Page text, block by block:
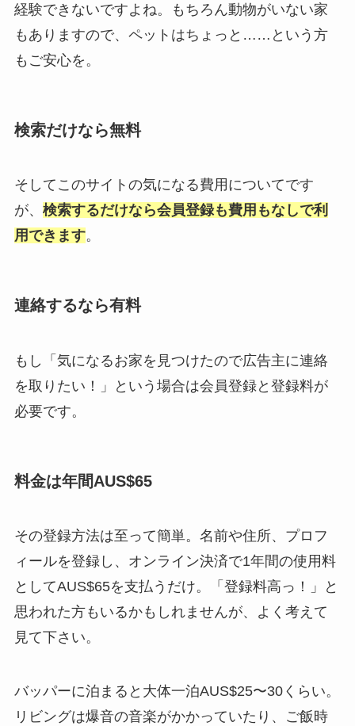
経験できないですよね。もちろん動物がいない家
もありますので、ペットはちょっと……という方
もご安心を。
検索だけなら無料
そしてこのサイトの気になる費用についてです
が、 検索するだけなら会員登録も費用もなしで利
用できます。
連絡するなら有料
もし「気になるお家を見つけたので広告主に連絡
を取りたい！」という場合は会員登録と登録料が
必要です。
料金は年間AUS$65
その登録方法は至って簡単。名前や住所、プロフ
ィールを登録し、オンライン決済で1年間の使用料
としてAUS$65を支払うだけ。「登録料高っ！」と
思われた方もいるかもしれませんが、よく考えて
見て下さい。
バッパーに泊まると大体一泊AUS$25〜30くらい。
リビングは爆音の音楽がかかっていたり、ご飯時